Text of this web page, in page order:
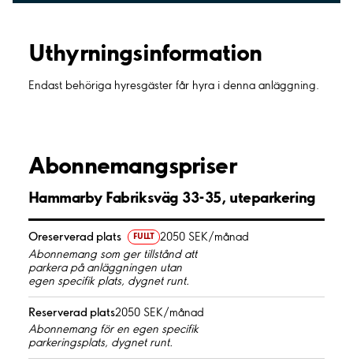
Uthyrnings­information
Endast behöriga hyresgäster får hyra i denna anläggning.
Abonnemangspriser
Hammarby Fabriksväg 33-35, uteparkering
Oreserverad plats FULLT 2050 SEK/månad
Abonnemang som ger tillstånd att
parkera på anläggningen utan
egen specifik plats, dygnet runt.
Reserverad plats2050 SEK/månad
Abonnemang för en egen specifik
parkeringsplats, dygnet runt.